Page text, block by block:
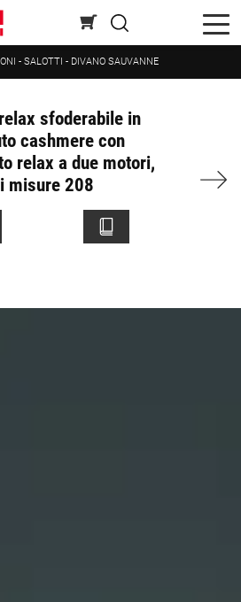
- SALOTTI - DIVANO SAUVANNE
sfoderabile in
cashmere con
relax a due motori,
misure 208